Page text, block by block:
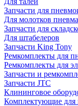
Запчасти для
Для молотков
Запчасти для
Для штабелеров
Запчасти King Tony
Ремкомплекты для
Ремкомплекты для
Запчасти и
Запчасти JTC
Клининговое
Комплектующие для